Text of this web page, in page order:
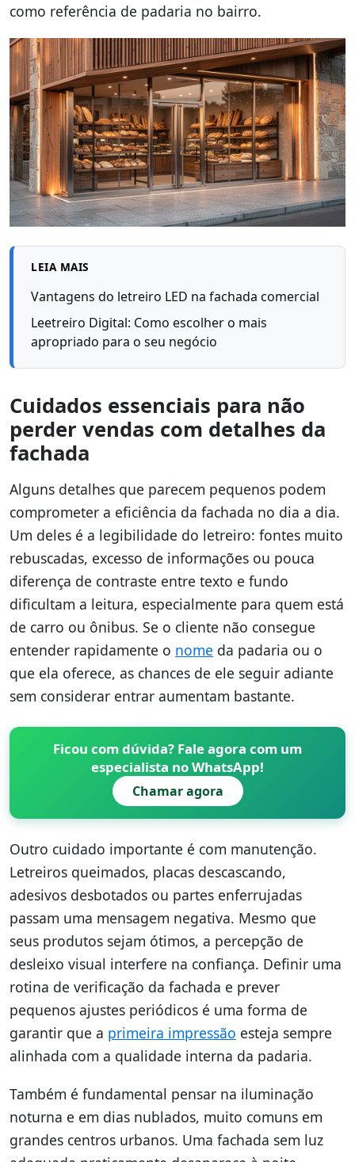
como referência de padaria no bairro.
LEIA MAIS
Vantagens do letreiro LED na fachada comercial
Leetreiro Digital: Como escolher o mais
apropriado para o seu negócio
Cuidados essenciais para não
perder vendas com detalhes da
fachada
Alguns detalhes que parecem pequenos podem
comprometer a eficiência da fachada no dia a dia.
Um deles é a legibilidade do letreiro: fontes muito
rebuscadas, excesso de informações ou pouca
diferença de contraste entre texto e fundo
dificultam a leitura, especialmente para quem está
de carro ou ônibus. Se o cliente não consegue
entender rapidamente o nome da padaria ou o
que ela oferece, as chances de ele seguir adiante
sem considerar entrar aumentam bastante.
Ficou com dúvida? Fale agora com um
especialista no WhatsApp!
Chamar agora
Outro cuidado importante é com manutenção.
Letreiros queimados, placas descascando,
adesivos desbotados ou partes enferrujadas
passam uma mensagem negativa. Mesmo que
seus produtos sejam ótimos, a percepção de
desleixo visual interfere na confiança. Definir uma
rotina de verificação da fachada e prever
pequenos ajustes periódicos é uma forma de
garantir que a primeira impressão esteja sempre
alinhada com a qualidade interna da padaria.
Também é fundamental pensar na iluminação
noturna e em dias nublados, muito comuns em
grandes centros urbanos. Uma fachada sem luz